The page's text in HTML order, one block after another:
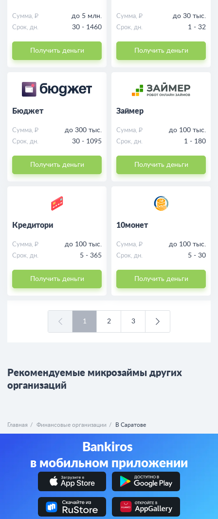
Сумма, ₽ до 5 млн.
Срок, дн. 30 - 1460
Получить деньги
Сумма, ₽ до 30 тыс.
Срок, дн. 1 - 32
Получить деньги
Бюджет
Сумма, ₽ до 300 тыс.
Срок, дн. 30 - 1095
Получить деньги
Займер
Сумма, ₽ до 100 тыс.
Срок, дн. 1 - 180
Получить деньги
Кредитори
Сумма, ₽ до 100 тыс.
Срок, дн. 5 - 365
Получить деньги
10монет
Сумма, ₽ до 100 тыс.
Срок, дн. 5 - 30
Получить деньги
1 2 3
Рекомендуемые микрозаймы других
организаций
Главная Финансовые организации В Саратове
Bankiros
в мобильном приложении